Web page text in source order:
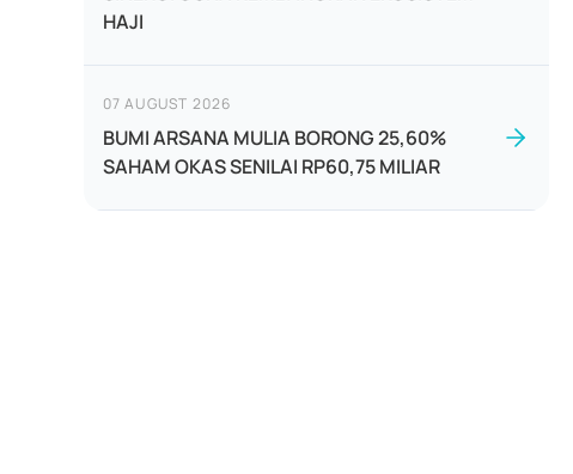
HAJI
07 AUGUST 2026
BUMI ARSANA MULIA BORONG 25,60%
SAHAM OKAS SENILAI RP60,75 MILIAR